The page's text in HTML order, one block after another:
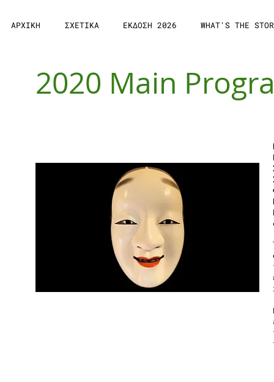
ΑΡΧΙΚΗ ΣΧΕΤΙΚΑ ΕΚΔΟΣΗ 2026 WHAT'S THE
2020 Main